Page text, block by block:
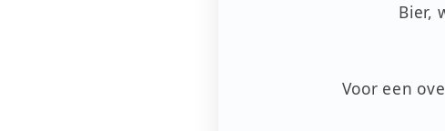
Bier,
Voor een